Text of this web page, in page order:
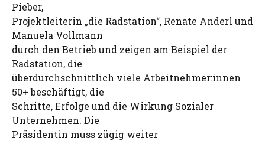
Pieber,
Projektleiterin „die Radstation“, Renate Anderl und
Manuela Vollmann
durch den Betrieb und zeigen am Beispiel der
Radstation, die
überdurchschnittlich viele Arbeitnehmer:innen
50+ beschäftigt, die
Schritte, Erfolge und die Wirkung Sozialer
Unternehmen. Die
Präsidentin muss zügig weiter